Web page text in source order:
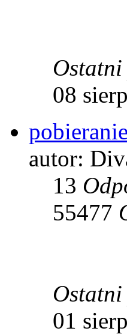
08
pobieranie
autor:
13
55477
01